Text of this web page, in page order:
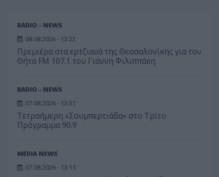
RADIO - NEWS
08.08.2026 - 13:22
Πρεμιέρα στα ερτζιανά της Θεσσαλονίκης για τον
Θήτα FM 107.1 του Γιάννη Φιλιππάκη
RADIO - NEWS
07.08.2026 - 13:31
Τετραήμερη «Σουμπερτιάδα» στο Τρίτο
Πρόγραμμα 90.9
MEDIA NEWS
07.08.2026 - 13:15